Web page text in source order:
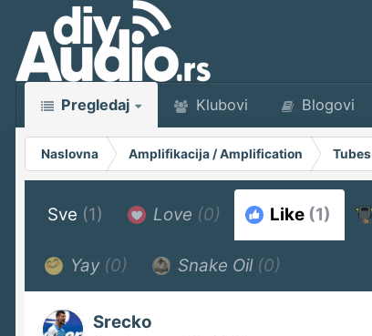
Pregledaj Klubovi Blogovi
Naslovna Amplifikacija / Amplification Tubes
Sve (1) Love (0) Like (1)
Yay (0) Snake Oil (0)
Srecko